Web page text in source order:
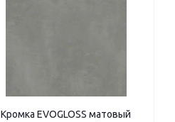
Кромка EVOGLOSS матовый